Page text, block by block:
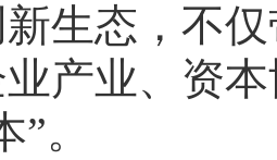
生态，不
业产业、资
。